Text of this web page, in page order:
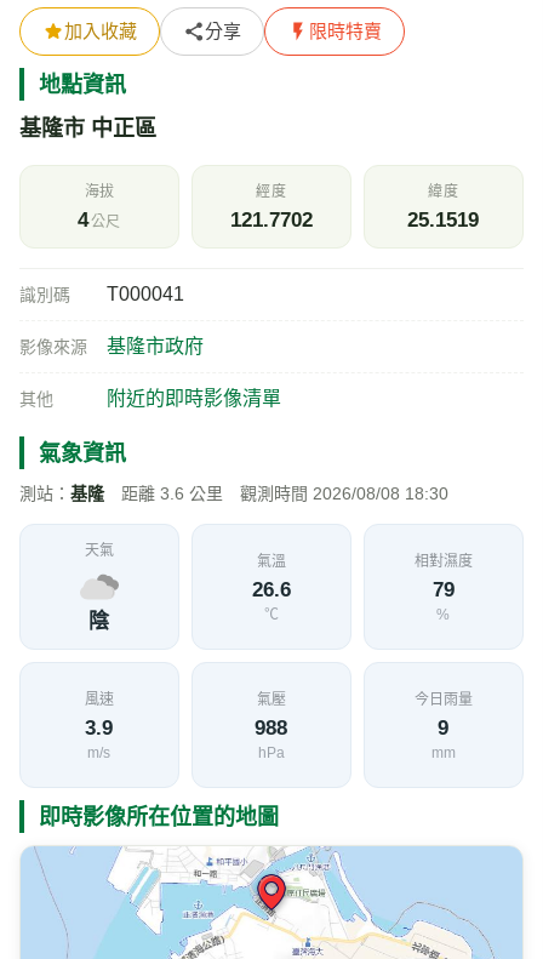
加入收藏 分享 限時特賣
地點資訊
基隆市 中正區
海拔
4公尺
經度
121.7702
緯度
25.1519
識別碼 T000041
影像來源 基隆市政府
其他 附近的即時影像清單
氣象資訊
測站： 基隆距離 3.6 公里 觀測時間 2026/08/08 18:30
天氣
陰
氣溫
26.6
℃
相對濕度
79
%
風速
3.9
m/s
氣壓
988
hPa
今日雨量
9
mm
即時影像所在位置的地圖